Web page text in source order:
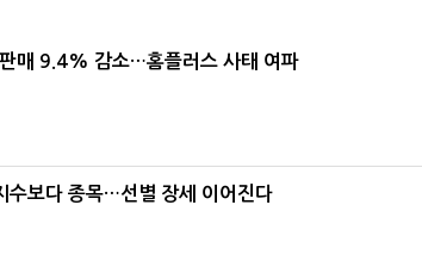
매 9.4% 감소…홈플러스 사태 여파
수보다 종목…선별 장세 이어진다